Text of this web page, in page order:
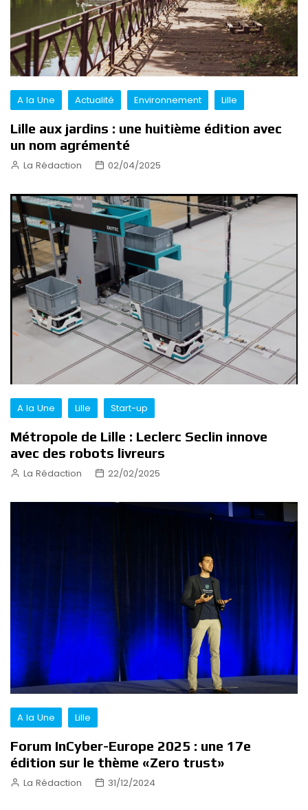
A la Une Actualité Environnement Lille
Lille aux jardins : une huitième édition avec
un nom agrémenté
La Rédaction 02/04/2025
A la Une Lille Start-up
Métropole de Lille : Leclerc Seclin innove
avec des robots livreurs
La Rédaction 22/02/2025
A la Une Lille
Forum InCyber-Europe 2025 : une 17e
édition sur le thème «Zero trust»
La Rédaction 31/12/2024